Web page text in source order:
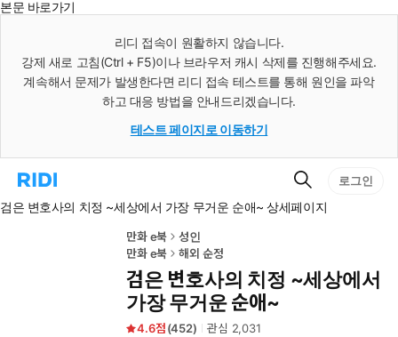
본문 바로가기
리디 접속이 원활하지 않습니다.
강제 새로 고침(Ctrl + F5)이나 브라우저 캐시 삭제를 진행해주세요.
계속해서 문제가 발생한다면 리디 접속 테스트를 통해 원인을 파악
하고 대응 방법을 안내드리겠습니다.
테스트 페이지로 이동하기
리
홈
검
색
로그인
검은 변호사의 치정 ~세상에서 가장 무거운 순애~ 상세페이지
만화 e북
성인
만화 e북
해외 순정
검은 변호사의 치정 ~세상에서
가장 무거운 순애~
4.6 (452) 관심 2,031